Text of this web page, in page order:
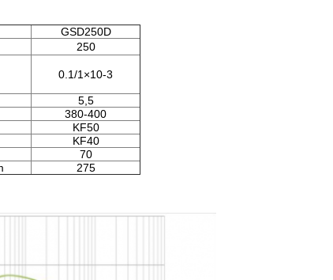
GSD250D
250
0.1/1×10-3
5,5
380-400
KF50
KF40
70
275